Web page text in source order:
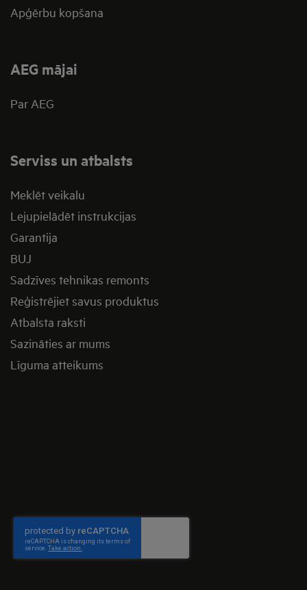
Apģērbu kopšana
AEG mājai
Par AEG
Serviss un atbalsts
Meklēt veikalu
Lejupielādēt instrukcijas
Garantija
BUJ
Sadzīves tehnikas remonts
Reģistrējiet savus produktus
Atbalsta raksti
Sazināties ar mums
Līguma atteikums